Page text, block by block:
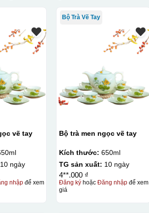
vẽ tay
10 ngày
nhậpđể xem
Bộ Trà Vẽ Tay
Bộ trà men ngọc vẽ tay
Kích thước: 650ml
TG sản xuất: 10 ngày
4**.000 ₫
Đăng ký hoặcĐăng nhập để xem
giá